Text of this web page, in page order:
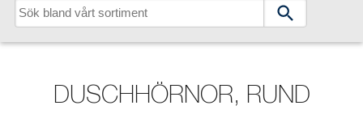
Main navigation
Mitt badrum Arkitekter
DUSCHHÖRNOR, RUND